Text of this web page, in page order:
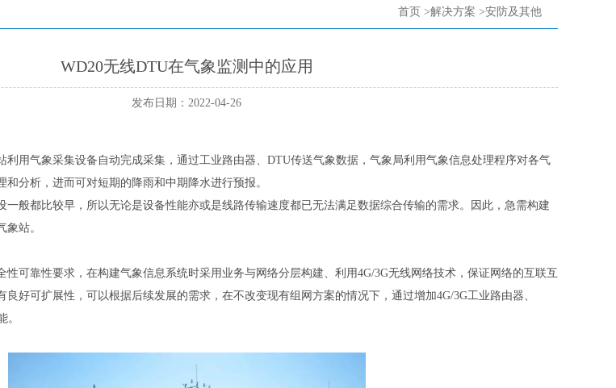
首页 >解决方案 >安防及其他
WD20无线DTU在气象监测中的应用
发布日期：2022-04-26
利用气象采集设备自动完成采集，通过工业路由器、DTU传送气象数据，气象局利用气象信息处理程序对各气
分析，进而可对短期的降雨和中期降水进行预报。
一般都比较早，所以无论是设备性能亦或是线路传输速度都已无法满足数据综合传输的需求。因此，急需构建
站。
可靠性要求，在构建气象信息系统时采用业务与网络分层构建、利用4G/3G无线网络技术，保证网络的互联互
好可扩展性，可以根据后续发展的需求，在不改变现有组网方案的情况下，通过增加4G/3G工业路由器、
。